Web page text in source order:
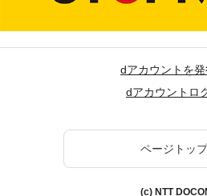
dアカウントを発
dアカウントロ
ページトッ
(c) NTT